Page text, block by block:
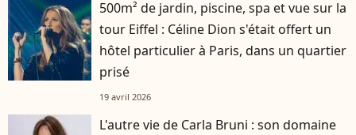
500m² de jardin, piscine, spa et vue sur la
tour Eiffel : Céline Dion s'était offert un
hôtel particulier à Paris, dans un quartier
prisé
19 avril 2026
L'autre vie de Carla Bruni : son domaine